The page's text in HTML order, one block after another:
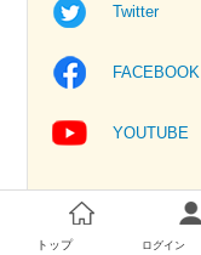
Twitter
FACEBOOK
YOUTUBE
トップ ログイン